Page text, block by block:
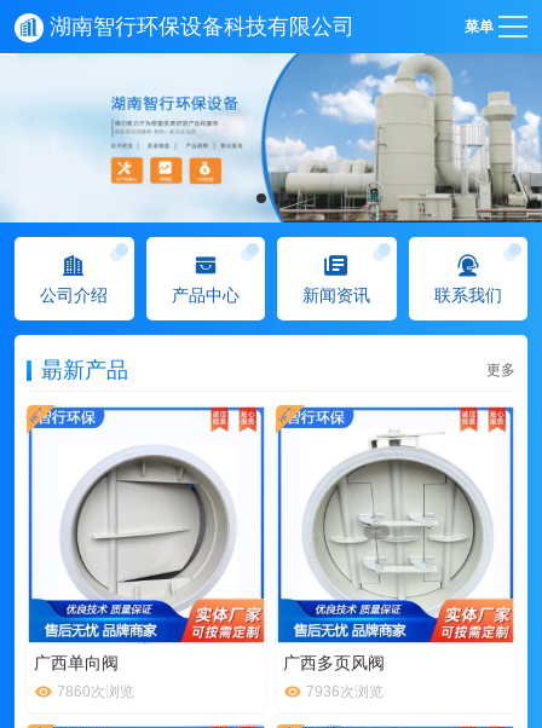
湖南智行环保设备科技有限公司 菜单
公司介绍 产品中心 新闻资讯 联系我们
朂新产品 更多
广西单向阀
7860次浏览
广西多页风阀
7936次浏览